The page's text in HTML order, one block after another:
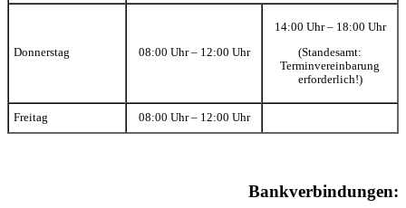
Donnerstag 08:00 Uhr – 12:00 Uhr
14:00 Uhr – 18:00 Uhr
(Standesamt:
Terminvereinbarung
erforderlich!)
Freitag 08:00 Uhr – 12:00 Uhr
Bankverbindungen: